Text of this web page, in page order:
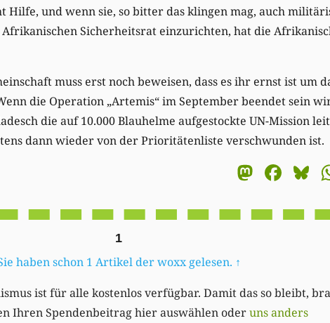
Hilfe, und wenn sie, so bitter das klingen mag, auch
Afrikanischen Sicherheitsrat einzurichten, hat die
muss erst noch beweisen, dass es ihr ernst ist um
die Operation „Artemis“ im September beendet sein
die auf 10.000 Blauhelme aufgestockte UN-Mission
dann wieder von der Prioritätenliste verschwunden ist.
1
haben schon 1 Artikel der woxx gelesen. ↑
ist für alle kostenlos verfügbar. Damit das so bleibt,
Ihren Spendenbeitrag hier auswählen oderuns anders